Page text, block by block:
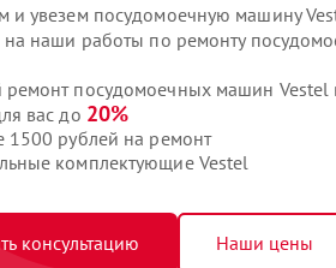
и увезем посудомоечную машину
на наши работы по ремонту
посудомоечных машин Vestel
вас до 20%
1500 рублей на ремонт
комплектующие Vestel
консультацию Наши цены